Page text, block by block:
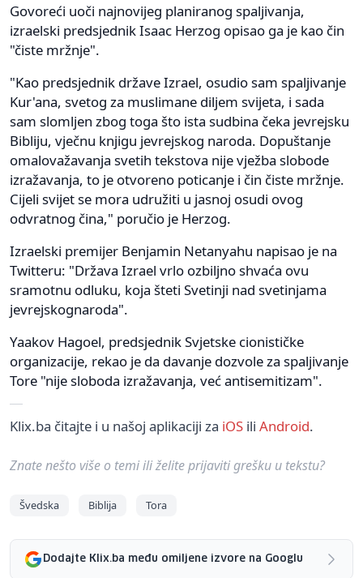
Govoreći uoči najnovijeg planiranog spaljivanja,
izraelski predsjednik Isaac Herzog opisao ga je kao čin
"čiste mržnje".
"Kao predsjednik države Izrael, osudio sam spaljivanje
Kur'ana, svetog za muslimane diljem svijeta, i sada
sam slomljen zbog toga što ista sudbina čeka jevrejsku
Bibliju, vječnu knjigu jevrejskog naroda. Dopuštanje
omalovažavanja svetih tekstova nije vježba slobode
izražavanja, to je otvoreno poticanje i čin čiste mržnje.
Cijeli svijet se mora udružiti u jasnoj osudi ovog
odvratnog čina," poručio je Herzog.
Izraelski premijer Benjamin Netanyahu napisao je na
Twitteru: "Država Izrael vrlo ozbiljno shvaća ovu
sramotnu odluku, koja šteti Svetinji nad svetinjama
jevrejskognaroda".
Yaakov Hagoel, predsjednik Svjetske cionističke
organizacije, rekao je da davanje dozvole za spaljivanje
Tore "nije sloboda izražavanja, već antisemitizam".
Klix.ba čitajte i u našoj aplikaciji za iOS ili Android.
Znate nešto više o temi ili želite prijaviti grešku u tekstu?
Švedska Biblija Tora
Dodajte Klix.ba među omiljene izvore na Googlu